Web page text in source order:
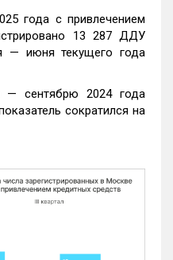
года с привлечением
13 287 ДДУ
— июня текущего года
сентябрю 2024 года
сократился на